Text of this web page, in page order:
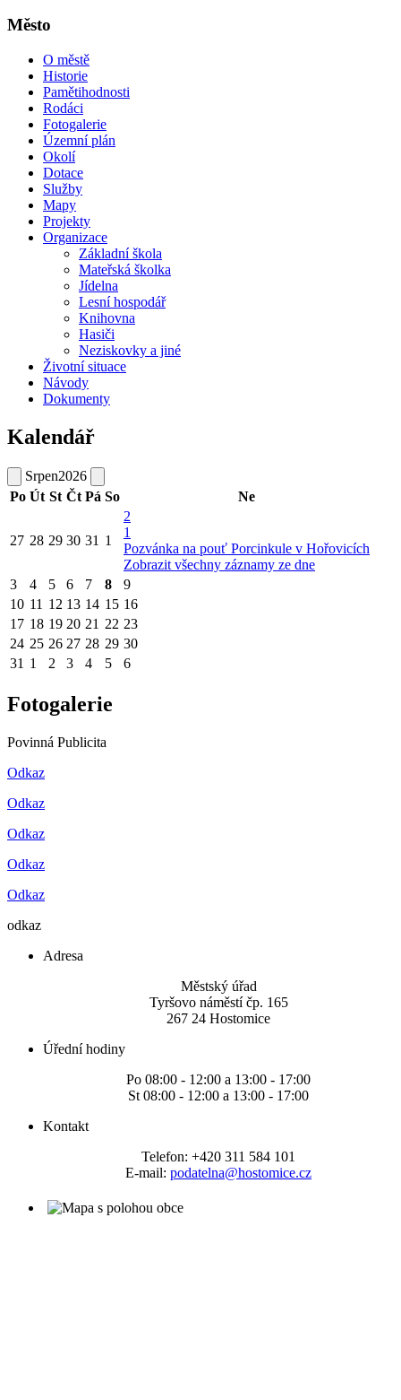
Město
O městě
Historie
Pamětihodnosti
Rodáci
Fotogalerie
Územní plán
Okolí
Dotace
Služby
Mapy
Projekty
Organizace
Základní škola
Mateřská školka
Jídelna
Lesní hospodář
Knihovna
Hasiči
Neziskovky a jiné
Životní situace
Návody
Dokumenty
Kalendář
Srpen2026
Po Út St Čt Pá So Ne
27 28 29 30 31 1
2
1
Pozvánka na pouť Porcinkule v Hořovicích
Zobrazit všechny záznamy ze dne
3
4 5 6 7 8
9
10 11 12 13 14 15 16
17 18 19 20 21 22 23
24 25 26 27 28 29 30
31 1 2 3 4 5 6
Fotogalerie
Povinná Publicita
Odkaz
Odkaz
Odkaz
Odkaz
Odkaz
odkaz
Adresa
Městský úřad
Tyršovo náměstí čp. 165
267 24 Hostomice
Úřední hodiny
Po 08:00 - 12:00 a 13:00 - 17:00
St 08:00 - 12:00 a 13:00 - 17:00
Kontakt
Telefon: +420 311 584 101
E-mail: podatelna@hostomice.cz